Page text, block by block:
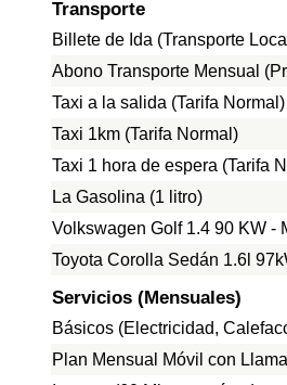
Transporte
Billete de Ida (Transporte
Abono Transporte Mensual
Taxi a la salida (Tarifa Normal)
Taxi 1km (Tarifa Normal)
Taxi 1 hora de espera (Tarifa
La Gasolina (1 litro)
Volkswagen Golf 1.4 90 KW -
Toyota Corolla Sedán 1.6l
Servicios (Mensuales)
Básicos (Electricidad,
Plan Mensual Móvil con